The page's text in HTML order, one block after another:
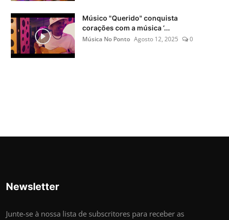
Músico "Querido" conquista
corações com a música ‘...
Música No Ponto Agosto 12, 2025 0
Newsletter
Junte-se à nossa lista de subscritores para receber as